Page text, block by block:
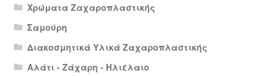
Χρώματα Ζαχαροπλαστικής
Σαμούρη
Διακοσμητικά Υλικά Ζαχαροπλαστικής
Αλάτι - Ζάχαρη - Ηλιέλαιο